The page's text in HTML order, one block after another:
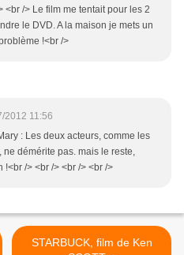
<br /> Le film me tentait pour les 2
le DVD. A la maison je mets un
!<br />
2012 11:56
: Les deux acteurs, comme les
démérite pas. mais le reste,
/> <br /> <br /> <br />
STARBUCK, film de Ken